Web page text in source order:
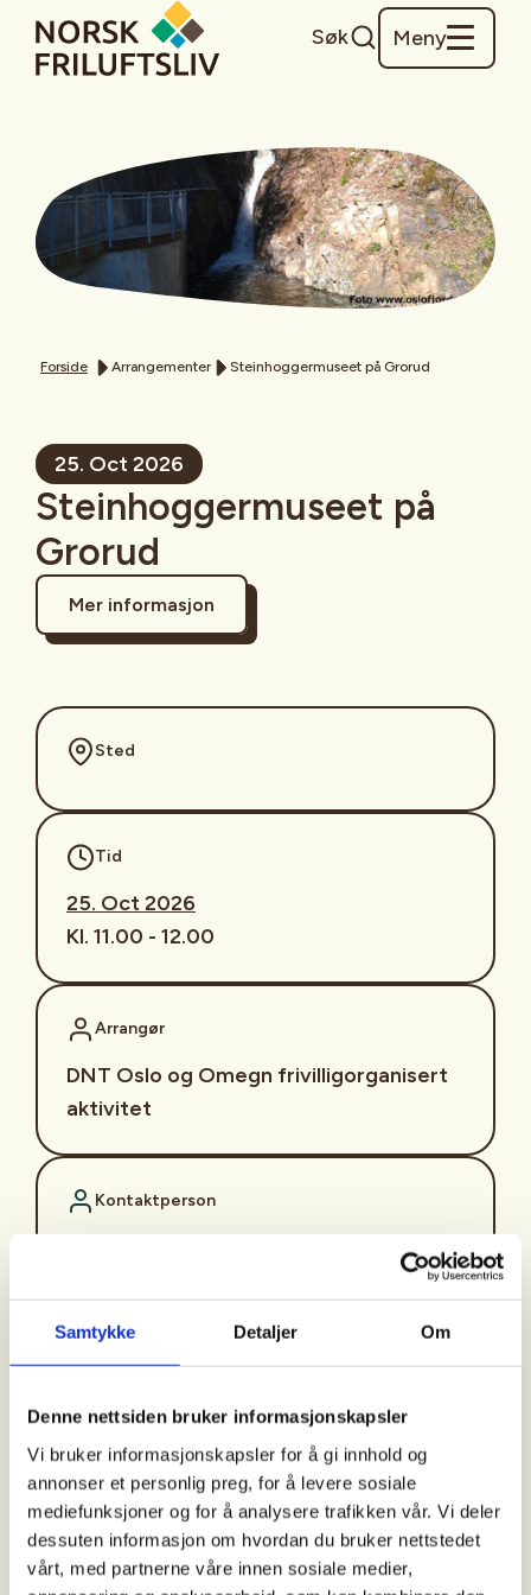
Samtykke Detaljer Om
Denne nettsiden bruker informasjonskapsler
Vi bruker informasjonskapsler for å gi innhold og
annonser et personlig preg, for å levere sosiale
mediefunksjoner og for å analysere trafikken vår. Vi deler
dessuten informasjon om hvordan du bruker nettstedet
vårt, med partnerne våre innen sosiale medier,
Søk Meny
Forside Arrangementer Steinhoggermuseet på Grorud
25. Oct 2026
Steinhoggermuseet på
Grorud
Mer informasjon
Sted
Tid
25. Oct 2026
Kl. 11.00 - 12.00
Arrangør
DNT Oslo og Omegn frivilligorganisert
aktivitet
Kontaktperson
Lett tur fra Veitvetparken, langs Alnaelva, til
Steinhoggermuseum.
Turen starter i grønne Veitvetparken og følger en
sti forbi Nordtvet besøksgård. Deretter videre forbi
Leirfossen – Oslos høyeste fossefall – før stien
følger Alnaelva nordover til Grorudparken. Turen